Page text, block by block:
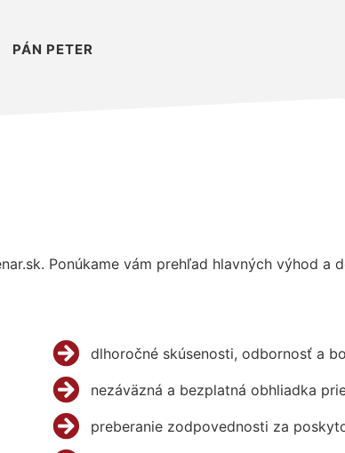
PÁN PETER
Ponúkame vám prehľad hlavných výhod a
dlhoročné skúsenosti, odbornosť a
nezáväzná a bezplatná obhliadka
preberanie zodpovednosti za